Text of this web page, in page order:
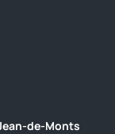
de-Monts